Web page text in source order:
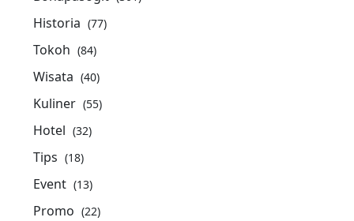
Historia (77)
Tokoh (84)
Wisata (40)
Kuliner (55)
Hotel (32)
Tips (18)
Event (13)
Promo (22)